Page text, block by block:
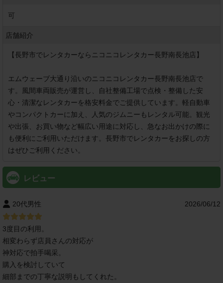
可
店舗紹介
【長野市でレンタカーならニコニコレンタカー長野南長池店】
エムウェーブ大通り沿いのニコニコレンタカー長野南長池店で
す。風間車両販売が運営し、自社整備工場で点検・整備した安
心・清潔なレンタカーを格安料金でご提供しています。軽自動車
やコンパクトカーに加え、人気のジムニーもレンタル可能。観光
や出張、お買い物など幅広い用途に対応し、急なお出かけの際に
も便利にご利用いただけます。長野市でレンタカーをお探しの方
レビュー
20代男性 2026/06/12
3度目の利用。
相変わらず店員さんの対応が
神対応で拍手喝采。
購入を検討していて
細部までの丁寧な説明もしてくれた。